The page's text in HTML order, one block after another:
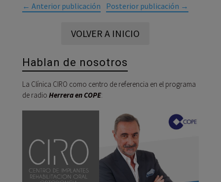
← Anterior publicación Posterior publicación →
VOLVER A INICIO
Hablan de nosotros
La Clínica CIRO como centro de referencia en el programa
de radio Herrera en COPE: